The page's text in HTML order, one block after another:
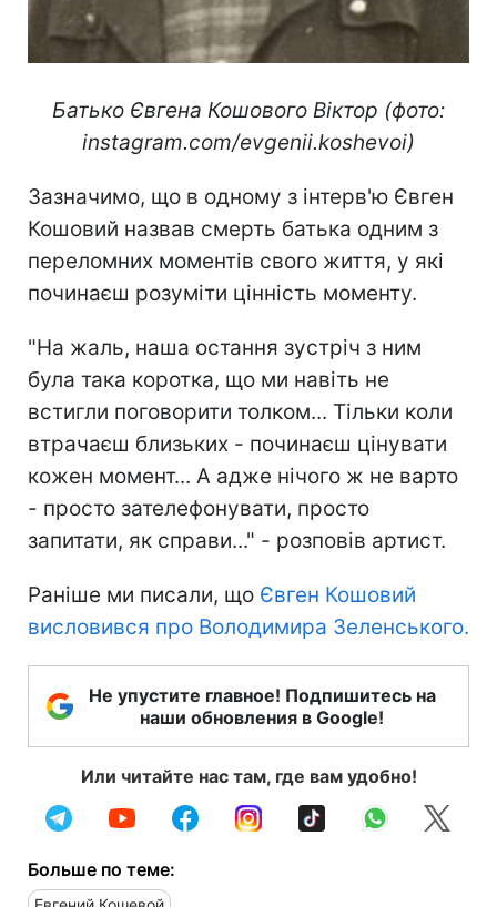
Батько Євгена Кошового Віктор (фото:
instagram.com/evgenii.koshevoi)
Зазначимо, що в одному з інтерв'ю Євген
Кошовий назвав смерть батька одним з
переломних моментів свого життя, у які
починаєш розуміти цінність моменту.
"На жаль, наша остання зустріч з ним
була така коротка, що ми навіть не
встигли поговорити толком... Тільки коли
втрачаєш близьких - починаєш цінувати
кожен момент... А адже нічого ж не варто
- просто зателефонувати, просто
запитати, як справи..." - розповів артист.
Раніше ми писали, що Євген Кошовий
висловився про Володимира Зеленського.
Не упустите главное! Подпишитесь на
наши обновления в Google!
Или читайте нас там, где вам удобно!
Больше по теме: